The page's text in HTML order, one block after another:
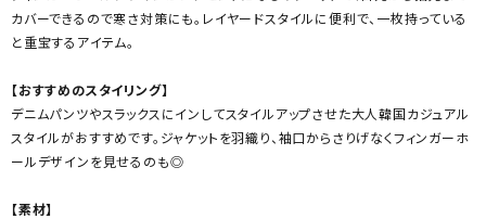
カバーできるので寒さ対策にも。レイヤードスタイルに便利で、一枚持っている
と重宝するアイテム。
【おすすめのスタイリング】
デニムパンツやスラックスにインしてスタイルアップさせた大人韓国カジュアル
スタイルがおすすめです。ジャケットを羽織り、袖口からさりげなくフィンガーホ
ールデザインを見せるのも◎
【素材】